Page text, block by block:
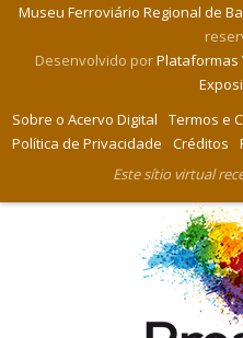
Museu Ferroviário Regional de
Desenvolvido porPlataformas
Sobre o Acervo Digital
Termos e
Política de Privacidade
Créditos
Este sítio virtual